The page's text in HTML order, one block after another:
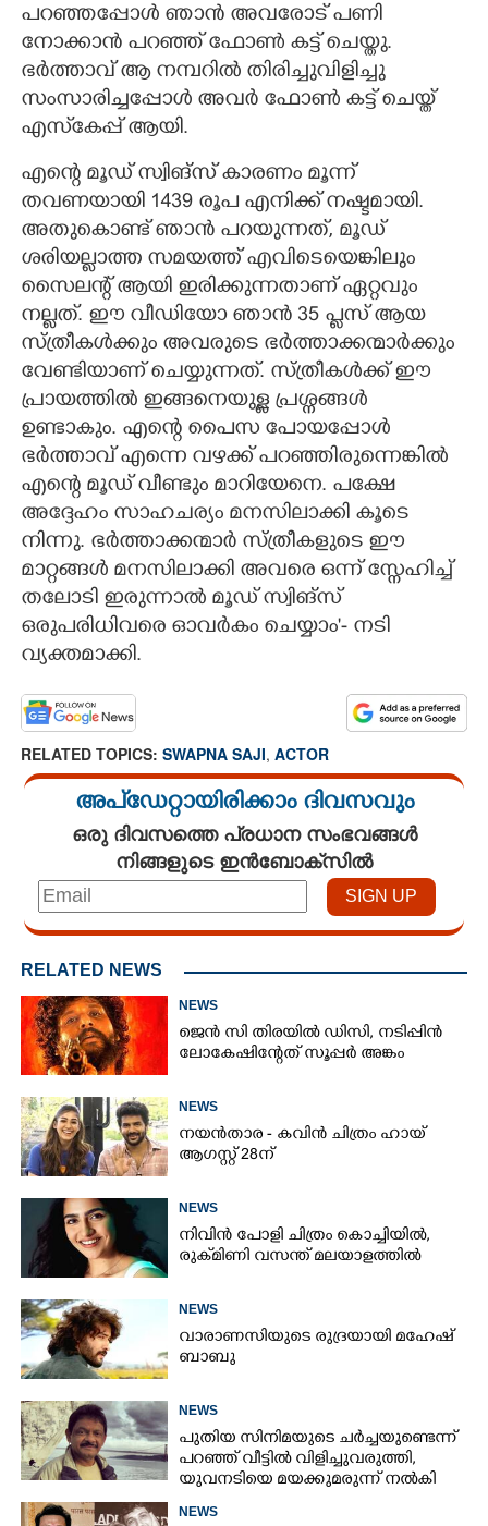
പറഞ്ഞപ്പോൾ ഞാൻ അവരോട് പണി
നോക്കാൻ പറഞ്ഞ് ഫോൺ കട്ട് ചെയ്തു.
ഭർത്താവ് ആ നമ്പറിൽ തിരിച്ചുവിളിച്ചു
സംസാരിച്ചപ്പോൾ അവർ ഫോൺ കട്ട് ചെയ്ത്
എസ്‌കേപ്പ് ആയി.
എന്റെ മൂഡ് സ്വിങ്സ് കാരണം മൂന്ന്
തവണയായി 1439 രൂപ എനിക്ക് നഷ്ടമായി.
അതുകൊണ്ട് ഞാൻ പറയുന്നത്, മൂഡ്
ശരിയല്ലാത്ത സമയത്ത് എവിടെയെങ്കിലും
സെെലന്റ് ആയി ഇരിക്കുന്നതാണ് ഏറ്റവും
നല്ലത്. ഈ വീഡിയോ ഞാൻ 35 പ്ലസ് ആയ
സ്ത്രീകൾക്കും അവരുടെ ഭർത്താക്കന്മാർക്കും
വേണ്ടിയാണ് ചെയ്യുന്നത്. സ്ത്രീകൾക്ക് ഈ
പ്രായത്തിൽ ഇങ്ങനെയുള്ള പ്രശ്നങ്ങൾ
ഉണ്ടാകും. എന്റെ പെെസ പോയപ്പോൾ
ഭർത്താവ് എന്നെ വഴക്ക് പറഞ്ഞിരുന്നെങ്കിൽ
എന്റെ മൂഡ് വീണ്ടും മാറിയേനെ. പക്ഷേ
അദ്ദേഹം സാഹചര്യം മനസിലാക്കി കൂടെ
നിന്നു. ഭർത്താക്കന്മാർ സ്ത്രീകളുടെ ഈ
മാറ്റങ്ങൾ മനസിലാക്കി അവരെ ഒന്ന് സ്നേഹിച്ച്
തലോടി ഇരുന്നാൽ മൂഡ് സ്വിങ്സ്
ഒരുപരിധിവരെ ഓവർകം ചെയ്യാം'- നടി
വ്യക്തമാക്കി.
RELATED TOPICS: SWAPNA SAJI, ACTOR
അപ്ഡേറ്റായിരിക്കാം ദിവസവും
ഒരു ദിവസത്തെ പ്രധാന സംഭവങ്ങൾ
നിങ്ങളുടെ ഇൻബോക്സിൽ
RELATED NEWS
NEWS
ജെൻ സി തിരയിൽ ഡിസി, നടിപ്പിൻ
ലോകേഷിന്റേത് സൂപ്പർ അങ്കം
NEWS
നയൻതാര - കവിൻ ചിത്രം ഹായ്
ആഗസ്റ്റ് 28ന്
NEWS
നിവിൻ പോളി ചിത്രം കൊച്ചിയിൽ,
രുക്‌മിണി വസന്ത് മലയാളത്തിൽ
NEWS
വാരാണസിയുടെ രുദ്രയായി മഹേഷ്
ബാബു
NEWS
പുതിയ സിനിമയുടെ ചർച്ചയുണ്ടെന്ന്
പറ‍‌ഞ്ഞ് വീട്ടിൽ വിളിച്ചുവരുത്തി,
യുവനടിയെ മയക്കുമരുന്ന് നൽകി
NEWS